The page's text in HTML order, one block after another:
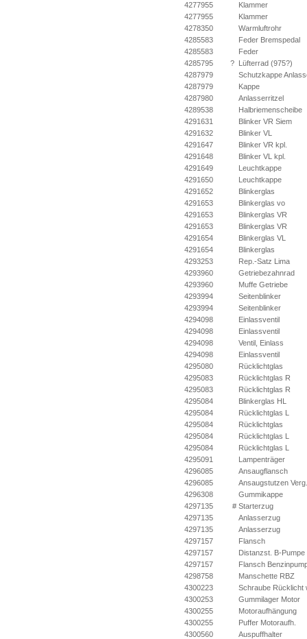
4277955
Klammer
4277955
Klammer
4278350
Warmluftrohr
4285583
Feder Bremspedal
4285583
Feder
4285795
? Lüfterrad (975?)
4287979
Schutzkappe
4287979
Kappe
4287980
Anlasserritzel
4289538
Halbriemenscheibe
4291631
Blinker VR Siem
4291632
Blinker VL
4291647
Blinker VR kpl.
4291648
Blinker VL kpl.
4291649
Leuchtkappe
4291650
Leuchtkappe
4291652
Blinkerglas
4291653
Blinkerglas vo
4291653
Blinkerglas VR
4291653
Blinkerglas VR
4291654
Blinkerglas VL
4291654
Blinkerglas
4293253
Rep.-Satz Lima
4293960
Getriebezahnrad
4293960
Muffe Getriebe
4293994
Seitenblinker
4293994
Seitenblinker
4294098
Einlassventil
4294098
Einlassventil
4294098
Ventil, Einlass
4294098
Einlassventil
4295080
Rücklichtglas
4295083
Rücklichtglas R
4295083
Rücklichtglas R
4295084
Blinkerglas HL
4295084
Rücklichtglas L
4295084
Rücklichtglas
4295084
Rücklichtglas L
4295084
Rücklichtglas L
4295091
Lampenträger
4296085
Ansaugflansch
4296085
Ansaugstutzen Verg.
4296308
Gummikappe
4297135
# Starterzug
4297135
Anlasserzug
4297135
Anlasserzug
4297157
Flansch
4297157
Distanzst. B-Pumpe
4297157
Flansch
4298758
Manschette RBZ
4300223
Schraube Rücklicht
4300253
Gummilager Motor
4300255
Motoraufhängung
4300255
Puffer Motoraufh.
4300560
Auspuffhalter